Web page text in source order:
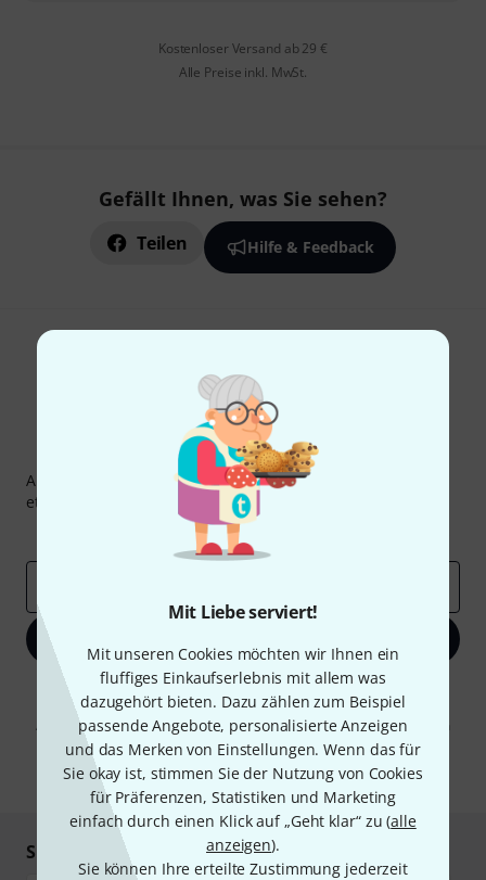
Mit Liebe serviert!
Mit unseren Cookies möchten wir Ihnen ein
fluffiges Einkaufserlebnis mit allem was
dazugehört bieten. Dazu zählen zum Beispiel
passende Angebote, personalisierte Anzeigen
und das Merken von Einstellungen. Wenn das für
Sie okay ist, stimmen Sie der Nutzung von Cookies
für Präferenzen, Statistiken und Marketing
einfach durch einen Klick auf „Geht klar“ zu (alle
anzeigen).
Sie können Ihre erteilte Zustimmung jederzeit
Kostenloser Versand ab 29 €
Alle Preise inkl. MwSt.
Gefällt Ihnen, was Sie sehen?
Teilen Hilfe & Feedback
Thomann Newsletter
Abonniere den Thomann Newsletter und gewinne mit
etwas Glück einen von
50 Gutscheinen
Inspirierende Beiträge
Mit Klick auf „Jetzt anmelden“ stimmen Sie dem Erhalt von E-Mail-
Werbung und einer Messung des E-Mail-Nutzungsverhaltens zu. Die
Abmeldung ist jederzeit möglich. Weitere Informationen finden Sie in
unserenDatenschutzhinweisen.
* Pflichtfeld
Sicher einkaufen & bezahlen